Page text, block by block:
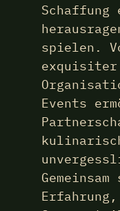
Schaffung
spielen.
Events